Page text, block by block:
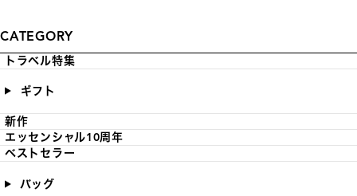
CATEGORY
トラベル特集
ギフト
新作
エッセンシャル10周年
ベストセラー
バッグ